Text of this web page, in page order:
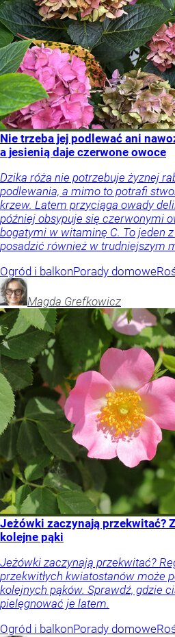
Nie trzeba jej podlewać ani
a jesienią daje czerwone owoce
Dzika róża nie potrzebuje żyznej
podlewania, a mimo to potrafi
krzew. Latem przyciąga owady
później obsypuje się czerwonymi
bogatymi w witaminę C. To jeden
posadzić również w trudniejszym
Ogród i balkonPorady domowe
Magda Grefkowicz
Jeżówki zaczynają przekwitać?
kolejne pąki
Jeżówki zaczynają przekwitać?
przekwitłych kwiatostanów może
kolejnych pąków. Sprawdź, gdzie
pielęgnować je latem.
Ogród i balkonPorady domowe